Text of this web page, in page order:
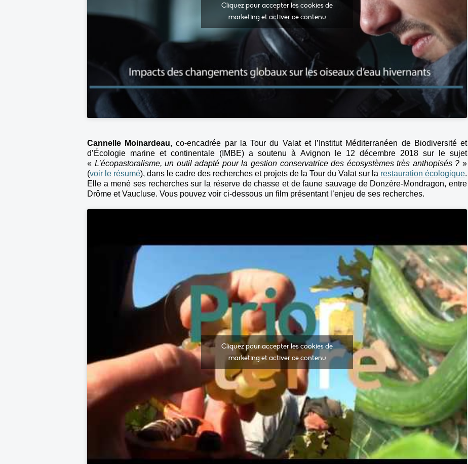
Cliquez pour accepter les cookies de
marketing et activer ce contenu
Cannelle Moinardeau, co-encadrée par la Tour du Valat et l’Institut Méditerranéen de Biodiversité et
d’Écologie marine et continentale (IMBE) a soutenu à Avignon le 12 décembre 2018 sur le sujet
« L’écopastoralisme, un outil adapté pour la gestion conservatrice des écosystèmes très anthopisés ? »
(voir le résumé), dans le cadre des recherches et projets de la Tour du Valat sur la restauration écologique.
Elle a mené ses recherches sur la réserve de chasse et de faune sauvage de Donzère-Mondragon, entre
Drôme et Vaucluse. Vous pouvez voir ci-dessous un film présentant l’enjeu de ses recherches.
Cliquez pour accepter les cookies de
marketing et activer ce contenu